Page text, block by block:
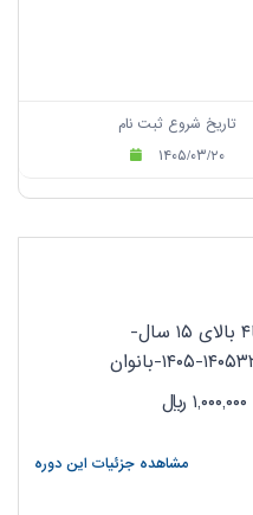
تاریخ شروع ثبت نام
۱۴۰۵/۰۳/۲۰
آموزش-شنا-سطح۱تا۴ بالای ۱۵ سال-
ریال
مشاهده جزئیات این دوره